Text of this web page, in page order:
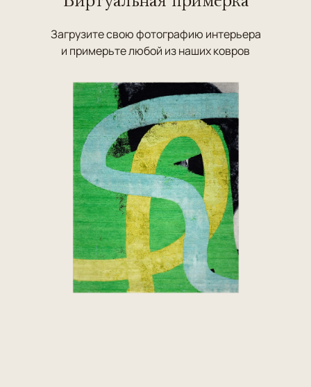
Загрузите свою фотографию интерьера
и примерьте любой из наших ковров